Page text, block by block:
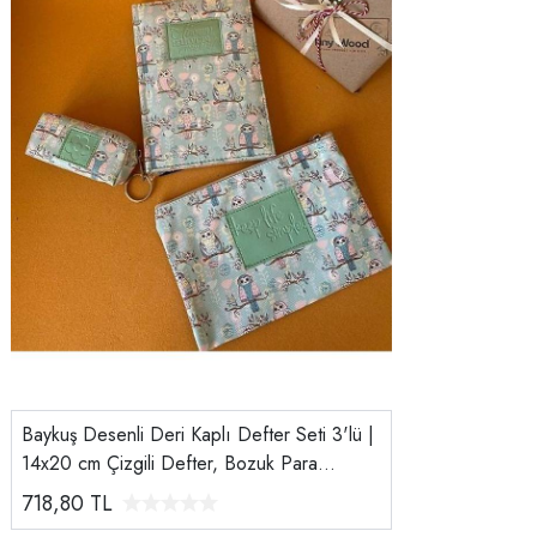
Baykuş Desenli Deri Kaplı Defter Seti 3'lü |
14x20 cm Çizgili Defter, Bozuk Para
Cüzdanı, Makyaj Çantası
718,80 TL